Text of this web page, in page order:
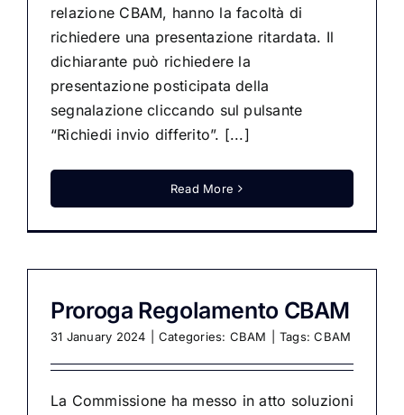
relazione CBAM, hanno la facoltà di
richiedere una presentazione ritardata. Il
dichiarante può richiedere la
presentazione posticipata della
segnalazione cliccando sul pulsante
“Richiedi invio differito”. [...]
Read More
Proroga Regolamento CBAM
31 January 2024 Categories: CBAM Tags:CBAM
La Commissione ha messo in atto soluzioni